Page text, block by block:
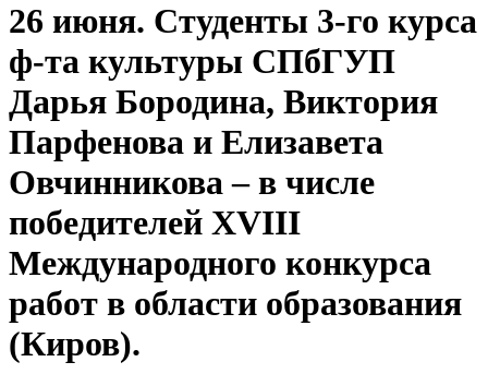
26 июня. Студенты 3-го курса
ф-та культуры СПбГУП
Дарья Бородина, Виктория
Парфенова и Елизавета
Овчинникова – в числе
победителей XVIII
Международного конкурса
работ в области образования
(Киров).